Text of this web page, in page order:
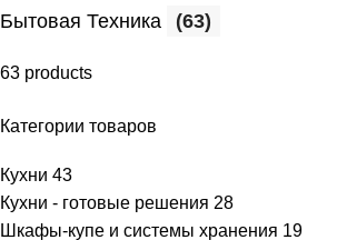
Бытовая Техника (63)
63 products
Категории товаров
Кухни 43
Кухни - готовые решения 28
Шкафы-купе и системы хранения 19